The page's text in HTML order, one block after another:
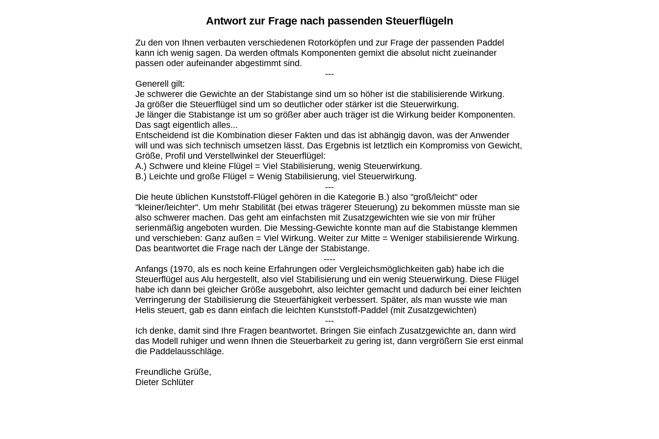
Antwort zur Frage nach passenden Steuerflügeln
Zu den von Ihnen verbauten verschiedenen Rotorköpfen und zur Frage der passenden Paddel
kann ich wenig sagen. Da werden oftmals Komponenten gemixt die absolut nicht zueinander
passen oder aufeinander abgestimmt sind.
---
Generell gilt:
Je schwerer die Gewichte an der Stabistange sind um so höher ist die stabilisierende Wirkung.
Ja größer die Steuerflügel sind um so deutlicher oder stärker ist die Steuerwirkung.
Je länger die Stabistange ist um so größer aber auch träger ist die Wirkung beider Komponenten.
Das sagt eigentlich alles...
Entscheidend ist die Kombination dieser Fakten und das ist abhängig davon, was der Anwender
will und was sich technisch umsetzen lässt. Das Ergebnis ist letztlich ein Kompromiss von Gewicht,
Größe, Profil und Verstellwinkel der Steuerflügel:
A.) Schwere und kleine Flügel = Viel Stabilisierung, wenig Steuerwirkung.
B.) Leichte und große Flügel = Wenig Stabilisierung, viel Steuerwirkung.
---
Die heute üblichen Kunststoff-Flügel gehören in die Kategorie B.) also "groß/leicht" oder
"kleiner/leichter". Um mehr Stabilität (bei etwas trägerer Steuerung) zu bekommen müsste man sie
also schwerer machen. Das geht am einfachsten mit Zusatzgewichten wie sie von mir früher
serienmäßig angeboten wurden. Die Messing-Gewichte konnte man auf die Stabistange klemmen
und verschieben: Ganz außen = Viel Wirkung. Weiter zur Mitte = Weniger stabilisierende Wirkung.
Das beantwortet die Frage nach der Länge der Stabistange.
----
Anfangs (1970, als es noch keine Erfahrungen oder Vergleichsmöglichkeiten gab) habe ich die
Steuerflügel aus Alu hergestellt, also viel Stabilisierung und ein wenig Steuerwirkung. Diese Flügel
habe ich dann bei gleicher Größe ausgebohrt, also leichter gemacht und dadurch bei einer leichten
Verringerung der Stabilisierung die Steuerfähigkeit verbessert. Später, als man wusste wie man
Helis steuert, gab es dann einfach die leichten Kunststoff-Paddel (mit Zusatzgewichten)
---
Ich denke, damit sind Ihre Fragen beantwortet. Bringen Sie einfach Zusatzgewichte an, dann wird
das Modell ruhiger und wenn Ihnen die Steuerbarkeit zu gering ist, dann vergrößern Sie erst einmal
die Paddelausschläge.
Freundliche Grüße,
Dieter Schlüter